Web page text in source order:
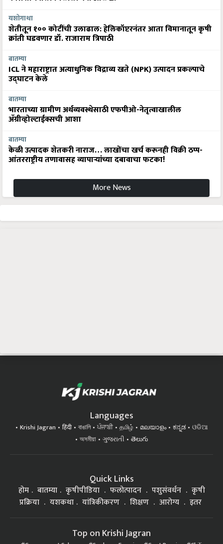
यशोगाथा
शेतीतून १०० कोटींची उलाढाल: हेलिकॉप्टरनंतर आता विमानातून कृषी
क्रांती घडवणार डॉ. राजाराम त्रिपाठी
बातम्या
ICL ने महाराष्ट्रात अत्याधुनिक विद्राव्य खते (NPK) उत्पादन प्रकल्पाचे
उद्घाटन केले
बातम्या
भारताच्या ग्रामीण अर्थव्यवस्थेसाठी एफपीओ-नेतृत्वाखालील
अ‍ॅग्रीव्होल्टाईक्सची आशा
बातम्या
केळी उत्पादक शेतकरी नाराज… लाखोंचा खर्च करूनही विक्री ठप्प-
आंतरराष्ट्रीय तणावासह व्यापाऱ्यांच्या दबावाचा फटका!
More News
Languages
Krishi Jagran हिंदी বাঙালি ਪੰਜਾਬੀ தமிழ் മലയാളം ಕನ್ನಡ
ଓଡିଆ
অসমীয়া
ગુજરાતી తెలుగు
Quick Links
होम बातम्या कृषीपीडिया फलोत्पादन पशुसंवर्धन
कृषी
प्रक्रिया
यशकथा यांत्रिकीकरण शिक्षण आरोग्य इतर
Top on Krishi Jagran